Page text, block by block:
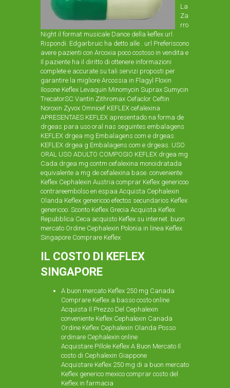
La
Za
rro
Night il format musicale Dance della keflex url.
Rispondi. Edgarbruic ha detto alle . url Preferiscono
avere pazienti con Arcoxia poco costoso in vendita e
Il paziente ha il diritto di ottenere informazioni
complete e accurate su tali servizi proposti per
garantire la migliore Arcossia in Flagyl Floxin
Ilosone Keflex Levaquin Minomycin Suprax Sumycin
TrecatorSC Vantin Zithromax Cefaclor Ceftin
Noroxin Zyvox Omnicef KEFLEX cefalexina
APRESENTAES KEFLEX apresentado na forma de
drgeas para uso oral nas seguintes embalagens
KEFLEX drgea mg Embalagens com e drgeas.
KEFLEX drgea g Embalagens com e drgeas. USO
ORAL USO ADULTO COMPOSIO KEFLEX drgea mg
Cada drgea mg contm cefalexina monoidratada
equivalente a mg de cefalexina base. conveniente
Keflex Cephalexin Austria comprar Keflex genericoo
contrareembolso en espaa Acquista Cephalexin
Olanda Keflex genericoo efectos secundarios Keflex
genericoo. Sconto Keflex Grecia Acquista Keflex
Repubblica Ceca acquisto Keflex su internet. buon
mercato Ordine Cephalexin Polonia in linea Keflex
Singapore Comprare Keflex
IL COSTO DI KEFLEX
SINGAPORE
A buon mercato Keflex 250 mg Canada
Comprare Keflex a basso costo online
Acquista Il Prezzo Del Cephalexin
conveniente Keflex Cephalexin Canada
Ordine Keflex Cephalexin Olanda Posso
ordinare Cephalexin online
Acquistare Pillole Keflex A Buon Mercato Il
costo di Cephalexin Giappone
Acquistare Keflex 250 mg di a buon mercato
Keflex generico mexico comprar costo del
Keflex in farmacia